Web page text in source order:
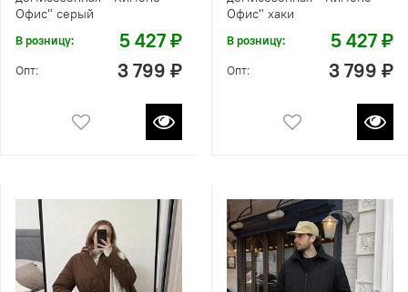
Офис" серый
В розницу: 5 427 ₽
Опт: 3 799 ₽
Офис" хаки
В розницу: 5 427 ₽
Опт: 3 799 ₽